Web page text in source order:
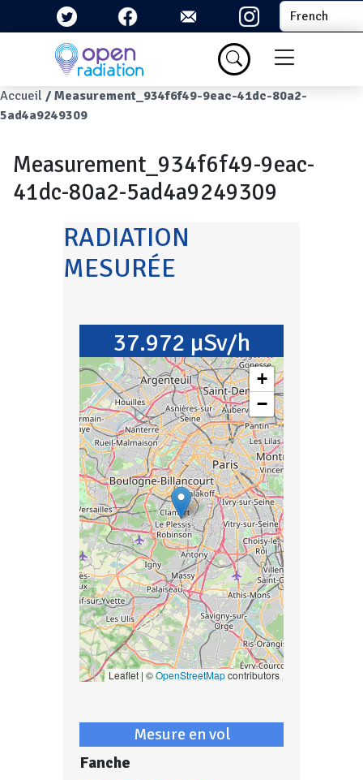
Aller au contenu principal Select your
Menu du
Fil d'Ariane
Accueil
Measurement_934f6f49-9eac-41dc-80a2-
5ad4a9249309
Measurement_934f6f49-9eac-
41dc-80a2-5ad4a9249309
RADIATION
MESURÉE
37.972 µSv/h
+
−
Leaflet | ©OpenStreetMapcontributors
Mesure en vol
Fanche